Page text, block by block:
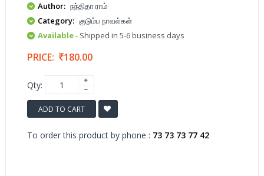
Author: நந்திதா ராம்
Category: குடும்ப நாவல்கள்
Available- Shipped in 5-6 business days
PRICE: 180.00
Qty:
ADD TO CART
To order this product by phone : 73 73 73 77 42